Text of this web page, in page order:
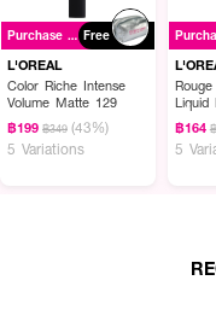
● ชโลมแชมพู ลงบนผมที่เปียก
● ล้างออก ให้สะอาดด้วยน้ำ
● เพื่อประสิทธิภาพที่ดียิ่งขึ้น ค
ลิค กลอส
Purchase ฿699+ Free
L'OREAL
Color Riche Intense
Volume Matte 129
฿199 ฿349 (43%)
5 Variations
Liquid
฿164
5